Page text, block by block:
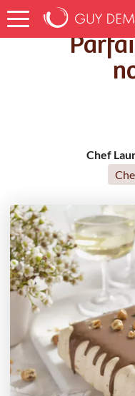
Accueil Recettes
Chef